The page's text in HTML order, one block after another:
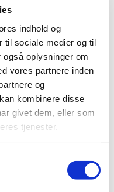
indhold og
til sociale medier og til
oplysninger om
vores partnere inden
og
kombinere disse
givet dem, eller som
tjenester.